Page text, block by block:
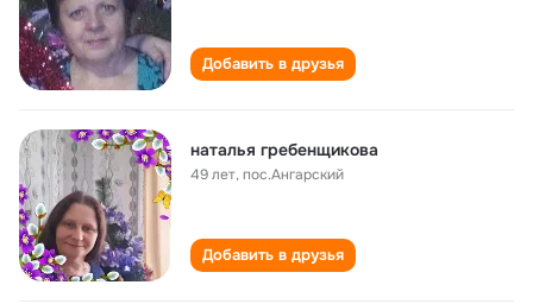
Добавить в друзья
наталья гребенщикова
49 лет,пос.Ангарский
Добавить в друзья